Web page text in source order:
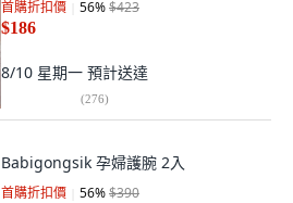
首購折扣價 56%$423
$186
8/10 星期一 預計送達
(276)
Babigongsik 孕婦護腕 2入
首購折扣價 56%$390